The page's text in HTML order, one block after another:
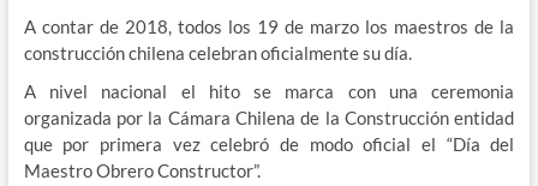
A contar de 2018, todos los 19 de marzo los maestros de la
construcción chilena celebran oficialmente su día.
A nivel nacional el hito se marca con una ceremonia
organizada por la Cámara Chilena de la Construcción entidad
que por primera vez celebró de modo oficial el “Día del
Maestro Obrero Constructor”.